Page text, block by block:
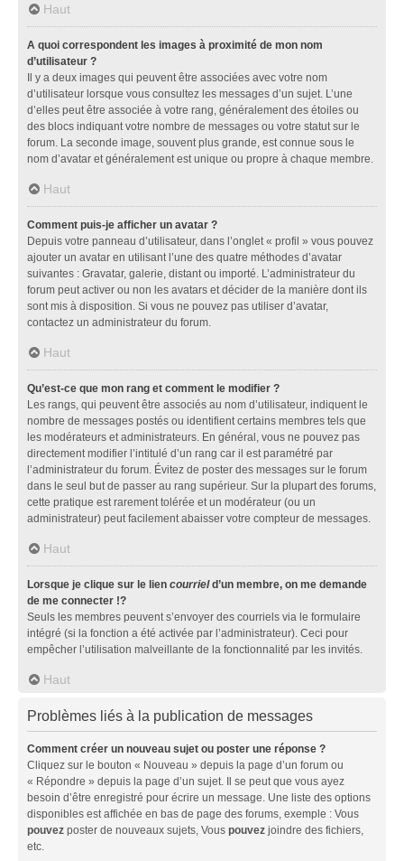
Haut
A quoi correspondent les images à proximité de mon nom
d’utilisateur ?
Il y a deux images qui peuvent être associées avec votre nom
d’utilisateur lorsque vous consultez les messages d’un sujet. L’une
d’elles peut être associée à votre rang, généralement des étoiles ou
des blocs indiquant votre nombre de messages ou votre statut sur le
forum. La seconde image, souvent plus grande, est connue sous le
nom d’avatar et généralement est unique ou propre à chaque membre.
Haut
Comment puis-je afficher un avatar ?
Depuis votre panneau d’utilisateur, dans l’onglet « profil » vous pouvez
ajouter un avatar en utilisant l’une des quatre méthodes d’avatar
suivantes : Gravatar, galerie, distant ou importé. L’administrateur du
forum peut activer ou non les avatars et décider de la manière dont ils
sont mis à disposition. Si vous ne pouvez pas utiliser d’avatar,
contactez un administrateur du forum.
Haut
Qu’est-ce que mon rang et comment le modifier ?
Les rangs, qui peuvent être associés au nom d’utilisateur, indiquent le
nombre de messages postés ou identifient certains membres tels que
les modérateurs et administrateurs. En général, vous ne pouvez pas
directement modifier l’intitulé d’un rang car il est paramétré par
l’administrateur du forum. Évitez de poster des messages sur le forum
dans le seul but de passer au rang supérieur. Sur la plupart des forums,
cette pratique est rarement tolérée et un modérateur (ou un
administrateur) peut facilement abaisser votre compteur de messages.
Haut
Lorsque je clique sur le lien courrield’un membre, on me demande
de me connecter !?
Seuls les membres peuvent s’envoyer des courriels via le formulaire
intégré (si la fonction a été activée par l’administrateur). Ceci pour
empêcher l’utilisation malveillante de la fonctionnalité par les invités.
Haut
Problèmes liés à la publication de messages
Comment créer un nouveau sujet ou poster une réponse ?
Cliquez sur le bouton « Nouveau » depuis la page d’un forum ou
« Répondre » depuis la page d’un sujet. Il se peut que vous ayez
besoin d’être enregistré pour écrire un message. Une liste des options
disponibles est affichée en bas de page des forums, exemple : Vous
pouvez poster de nouveaux sujets, Vous pouvez joindre des fichiers,
etc.